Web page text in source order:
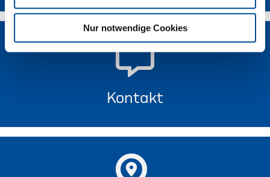
Nur notwendige Cookies
Kontakt